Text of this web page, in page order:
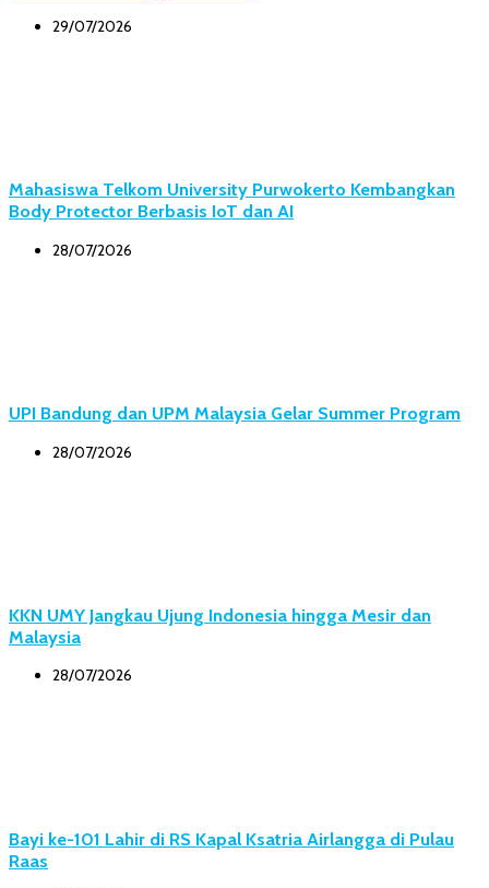
29/07/2026
Mahasiswa Telkom University Purwokerto Kembangkan
Body Protector Berbasis IoT dan AI
28/07/2026
UPI Bandung dan UPM Malaysia Gelar Summer Program
28/07/2026
KKN UMY Jangkau Ujung Indonesia hingga Mesir dan
Malaysia
28/07/2026
Bayi ke-101 Lahir di RS Kapal Ksatria Airlangga di Pulau
Raas